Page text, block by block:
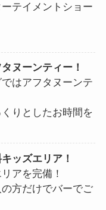
テイメントショー
ヌーンティー！
はアフタヌーンテ
りとしたお時間を
ッズエリア！
アを完備！
方だけでバーでご